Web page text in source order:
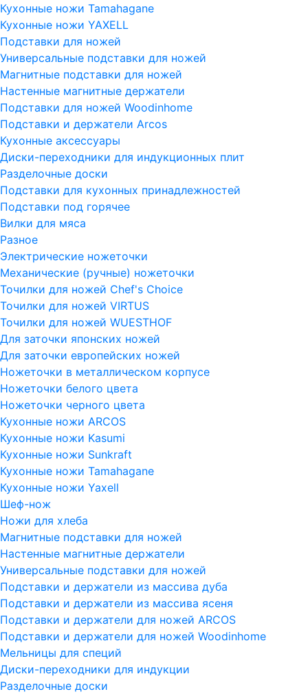
Кухонные ножи Tamahagane
Кухонные ножи YAXELL
Подставки для ножей
Универсальные подставки для ножей
Магнитные подставки для ножей
Настенные магнитные держатели
Подставки для ножей Woodinhome
Подставки и держатели Arcos
Кухонные аксессуары
Диски-переходники для индукционных плит
Разделочные доски
Подставки для кухонных принадлежностей
Подставки под горячее
Вилки для мяса
Разное
Электрические ножеточки
Механические (ручные) ножеточки
Точилки для ножей Chef's Choice
Точилки для ножей VIRTUS
Точилки для ножей WUESTHOF
Для заточки японских ножей
Для заточки европейских ножей
Ножеточки в металлическом корпусе
Ножеточки белого цвета
Ножеточки черного цвета
Кухонные ножи ARCOS
Кухонные ножи Kasumi
Кухонные ножи Sunkraft
Кухонные ножи Tamahagane
Кухонные ножи Yaxell
Шеф-нож
Ножи для хлеба
Магнитные подставки для ножей
Настенные магнитные держатели
Универсальные подставки для ножей
Подставки и держатели из массива дуба
Подставки и держатели из массива ясеня
Подставки и держатели для ножей ARCOS
Подставки и держатели для ножей Woodinhome
Мельницы для специй
Диски-переходники для индукции
Разделочные доски